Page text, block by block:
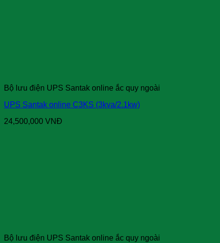
Bộ lưu điện UPS Santak online ắc quy ngoài
UPS Santak online C3KS (3kva/2.1kw)
24,500,000 VNĐ
Bộ lưu điện UPS Santak online ắc quy ngoài